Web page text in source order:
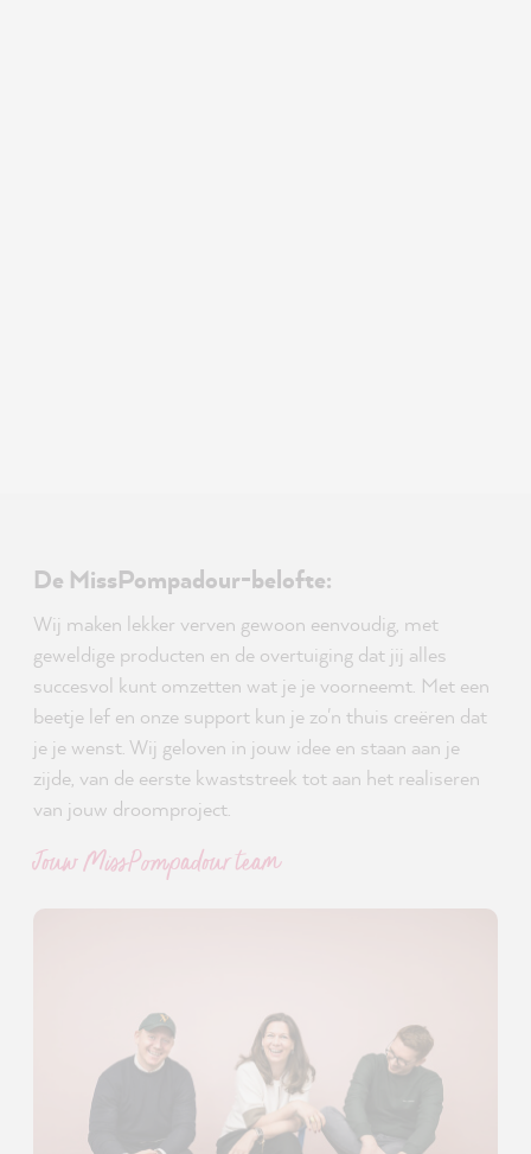
De MissPompadour-belofte:
Wij maken lekker verven gewoon eenvoudig, met
geweldige producten en de overtuiging dat jij alles
succesvol kunt omzetten wat je je voorneemt. Met een
beetje lef en onze support kun je zo'n thuis creëren dat
je je wenst. Wij geloven in jouw idee en staan aan je
zijde, van de eerste kwaststreek tot aan het realiseren
van jouw droomproject.
Jouw MissPompadour team